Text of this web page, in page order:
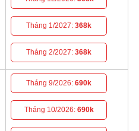
Tháng 1/2027:368k
Tháng 2/2027:368k
Tháng 9/2026:690k
Tháng 10/2026: 690k